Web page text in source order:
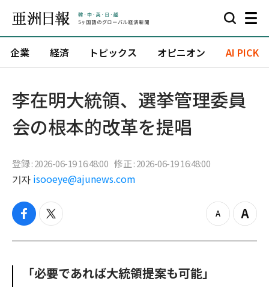
企業 経済 トピックス オピニオン AI PICK
李在明大統領、選挙管理委員
会の根本的改革を提唱
登録 : 2026-06-19 16:48:00 修正 : 2026-06-19 16:48:00
기자 isooeye@ajunews.com
f
c
t
i
e
z
o
Z
o
「必要であれば大統領提案も可能」